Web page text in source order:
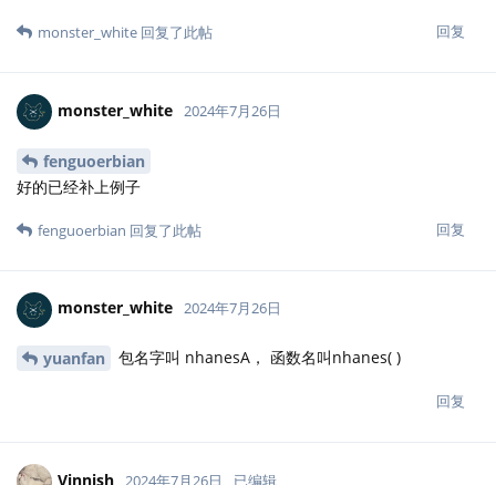
回复
monster_white 回复了此帖
monster_white 2024年7月26日
fenguoerbian
好的已经补上例子
回复
fenguoerbian 回复了此帖
monster_white 2024年7月26日
yuanfan 包名字叫 nhanesA， 函数名叫nhanes( )
回复
Vinnish 2024年7月26日 已编辑